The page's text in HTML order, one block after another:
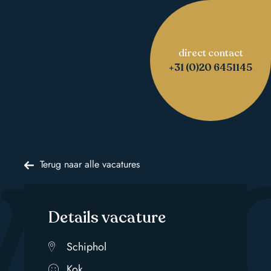
direct contact
+31 (0)20 6451145
Terug naar alle vacatures
Details vacature
Schiphol